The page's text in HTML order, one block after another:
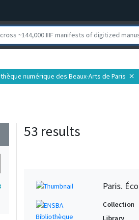
numérique des Beaux-Arts de Paris close
53 results
Paris.
Collection
Library